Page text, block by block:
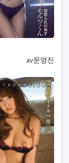
등록자
av운영진